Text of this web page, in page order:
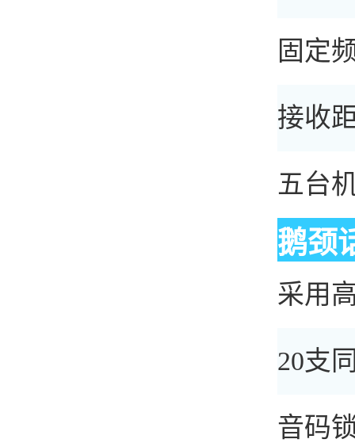
固定
接收
五台
鹅颈
采用
20支
音码